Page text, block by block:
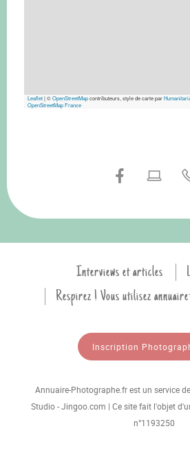
Leaflet|©OpenStreetMapcontributeurs, style de carte par
OpenStreetMap France
Interviews et articles
Respirez ! Vous utilisez
Inscription
Annuaire-Photographe.fr est un service
Studio - Jingoo.com | Ce site fait l'objet
n°1193250